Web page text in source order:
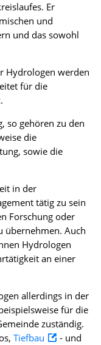
Er
und
und das sowohl
Hydrologen werden
für die
so gehören zu den
die
sowie die
in der
tätig zu sein
Forschung oder
übernehmen. Auch
Hydrologen
an einer
allerdings in der
für die
zuständig.
Tiefbau
- und